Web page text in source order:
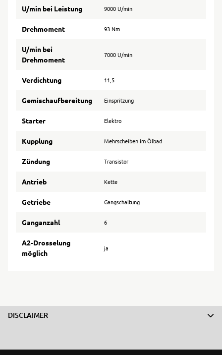
U/min bei Leistung 9000 U/min
Drehmoment 93 Nm
U/min bei
Drehmoment
7000 U/min
Verdichtung 11,5
Gemischaufbereitung Einspritzung
Starter Elektro
Kupplung Mehrscheiben im Ölbad
Zündung Transistor
Antrieb Kette
Getriebe Gangschaltung
Ganganzahl 6
A2-Drosselung
möglich
ja
DISCLAIMER